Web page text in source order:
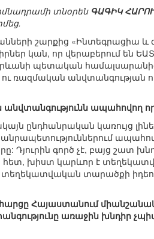
տնօրեն ԳԱԳԻԿ
շարքից
կան, որ վերաբերում են
պետական
ռազմական անվտանգության
ապահովող
ընդհանրական կառույց
հանրապետություններում
Դյուրին գործ չէ, բայց շատ
խիստ կարևոր է
տեղեկատվական տարածքի
Հայաստանում միանշանակ
առաջին խնդիր